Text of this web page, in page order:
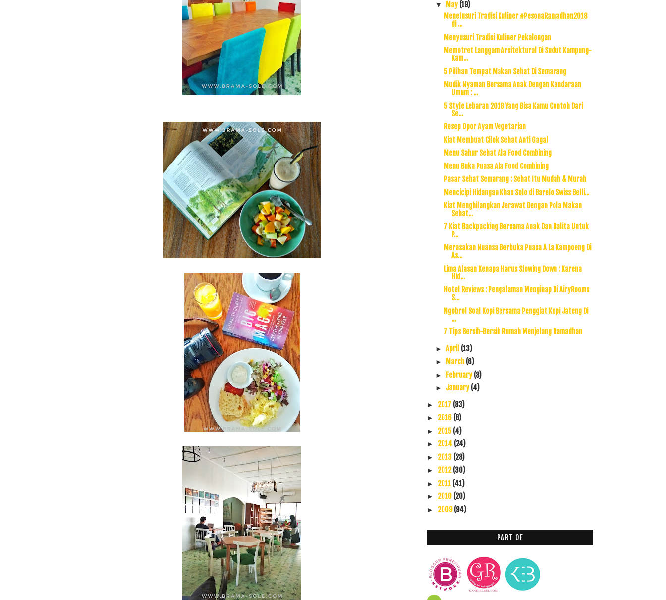
▼ May (19)
Menelusuri Tradisi Kuliner #PesonaRamadhan2018
di ...
Menyusuri Tradisi Kuliner Pekalongan
Memotret Langgam Arsitektural Di Sudut Kampung-
Kam...
5 Pilihan Tempat Makan Sehat Di Semarang
Mudik Nyaman Bersama Anak Dengan Kendaraan
Umum : ...
5 Style Lebaran 2018 Yang Bisa Kamu Contoh Dari
Se...
Resep Opor Ayam Vegetarian
Kiat Membuat Cilok Sehat Anti Gagal
Menu Sahur Sehat Ala Food Combining
Menu Buka Puasa Ala Food Combining
Pasar Sehat Semarang : Sehat Itu Mudah & Murah
Mencicipi Hidangan Khas Solo di Barelo Swiss Belli...
Kiat Menghilangkan Jerawat Dengan Pola Makan
Sehat...
7 Kiat Backpacking Bersama Anak Dan Balita Untuk
P...
Merasakan Nuansa Berbuka Puasa A La Kampoeng Di
As...
Lima Alasan Kenapa Harus Slowing Down : Karena
Hid...
Hotel Reviews : Pengalaman Menginap Di AiryRooms
S...
Ngobrol Soal Kopi Bersama Penggiat Kopi Jateng Di
...
7 Tips Bersih-Bersih Rumah Menjelang Ramadhan
► April (13)
► March (6)
► February (8)
► January (4)
► 2017 (83)
► 2016 (8)
► 2015 (4)
► 2014 (24)
► 2013 (28)
► 2012(30)
► 2011 (41)
► 2010 (20)
► 2009(94)
PART OF